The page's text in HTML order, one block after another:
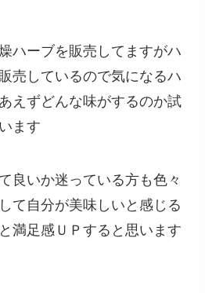
ハーブを販売してますがハ
売しているので気になるハ
えずどんな味がするのか試
ます
良いか迷っている方も色々
て自分が美味しいと感じる
満足感ＵＰすると思います